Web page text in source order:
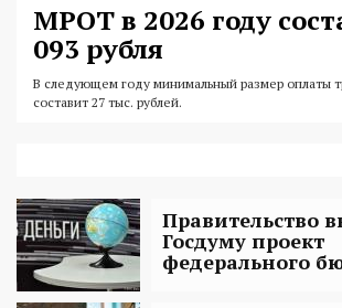
МРОТ в 2026 году
093 рубля
В следующем году минимальный размер оплаты
составит 27 тыс. рублей.
Правительство
Госдуму проект
федерального